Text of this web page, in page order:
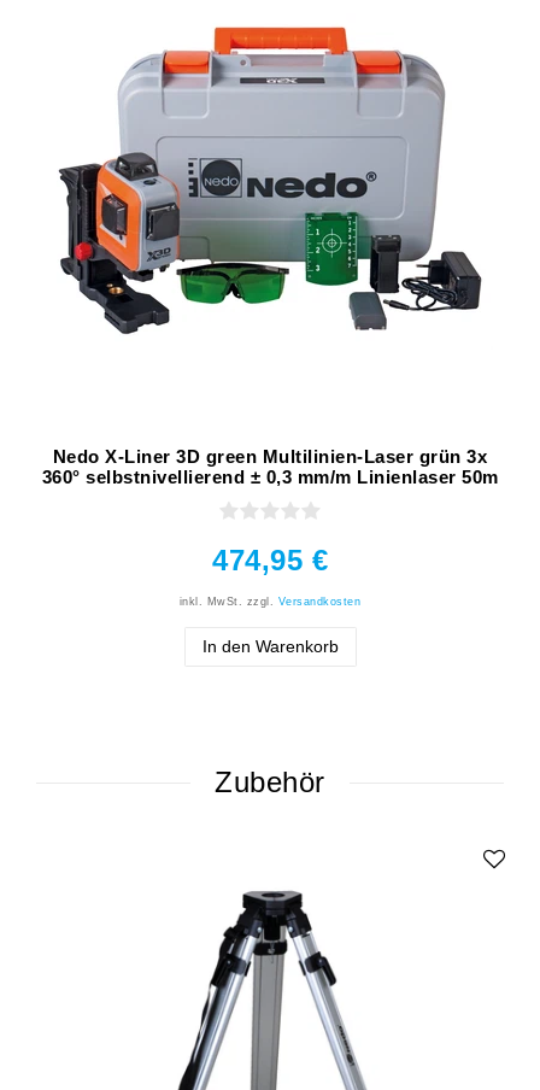
Nedo X-Liner 3D green Multilinien-Laser grün 3x
360° selbstnivellierend ± 0,3 mm/m Linienlaser 50m
474,95 €
inkl. MwSt. zzgl. Versandkosten
In den Warenkorb
Zubehör